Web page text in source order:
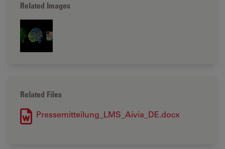
Related Images
Related Files
Pressemitteilung_LMS_Aivia_DE.docx